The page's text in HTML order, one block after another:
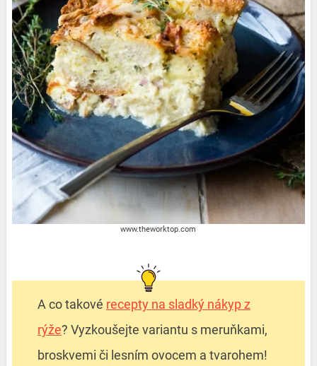
www.theworktop.com
A co takové recepty na sladký nákyp z
rýže? Vyzkoušejte variantu s meruňkami,
broskvemi či lesním ovocem a tvarohem!